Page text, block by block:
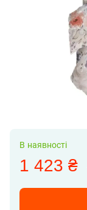
В наявності
1 423 ₴